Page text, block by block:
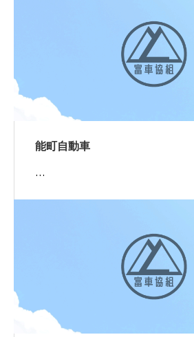
能町自動車
…